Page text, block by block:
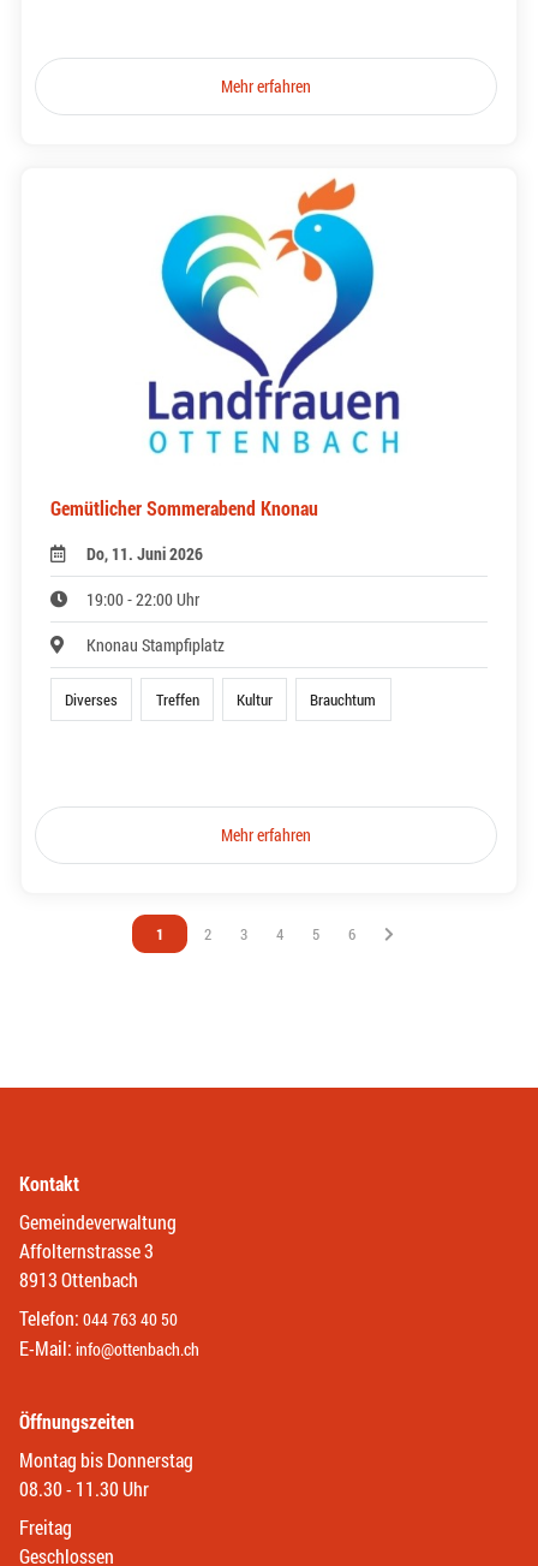
Mehr erfahren
Gemütlicher Sommerabend Knonau
Do, 11. Juni 2026
19:00 - 22:00 Uhr
Knonau Stampfiplatz
Diverses Treffen Kultur Brauchtum
Mehr erfahren
Vous êtes sur la page
1 Vous êtes sur la page
2 Vous êtes sur la page
3 Vous êtes sur la page
4 Vous êtes sur la page
5 Vous êtes sur la page
6
Kontakt
Gemeindeverwaltung
Affolternstrasse 3
8913 Ottenbach
Telefon: 044 763 40 50
E-Mail: info@ottenbach.ch
Öffnungszeiten
Montag bis Donnerstag
08.30 - 11.30 Uhr
Freitag
Geschlossen